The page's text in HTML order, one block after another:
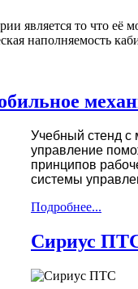
является то что её
наполняемость
Учебный стенд с
управление
принципов
системы
Подробнее...
Сириус